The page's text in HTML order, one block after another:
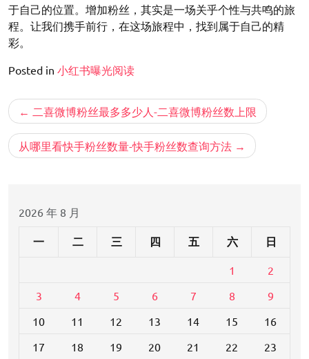
于自己的位置。增加粉丝，其实是一场关乎个性与共鸣的旅
程。让我们携手前行，在这场旅程中，找到属于自己的精
彩。
Posted in 小红书曝光阅读
文
章
导
二喜微博粉丝最多多少人-二喜微博粉丝数上限
从哪里看快手粉丝数量-快手粉丝数查询方法
2026 年 8 月
一 二 三 四 五 六 日
1
2
3
4 5 6 7 8
9
10
11 12 13 14 15
16
17
18 19 20 21 22 23